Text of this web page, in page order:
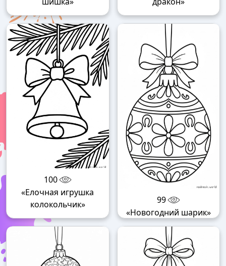
100
«Елочная игрушка
колокольчик»
99
«Новогодний шарик»